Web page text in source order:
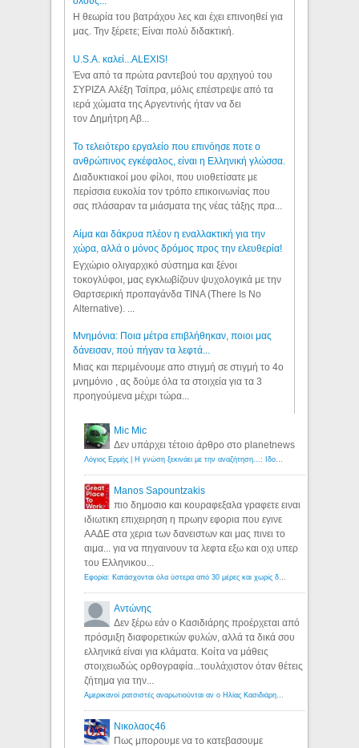
Η θεωρία του βατράχου λες και έχει επινοηθεί για
μας. Την ξέρετε; Είναι πολύ διδακτική.
U.S.A. καλεί...ALEXIS!
Ένα από τα πρώτα ραντεβού του αρχηγού του
ΣΥΡΙΖΑ Αλέξη Τσίπρα, μόλις επέστρεψε από τα
ιερά χώματα της Αργεντινής ήταν να δει
τον Δημήτρη Αβ...
Το τελειότερο εργαλείο που επινόησε ποτε ο
ανθρώπινος εγκέφαλος, είναι η Ελληνική γλώσσα.
Διαδυκτιακοί μου φίλοι, που υιοθετίσατε με
περίσσια ευκολία τον τρόπο επικοινωνίας που
σας πλάσαραν τα μιάσματα της νέας τάξης πρα...
Αίμα και δάκρυα πλέον η εναλλακτική για την
χώρα, αλλά ο μόνος δρόμος προς την ελευθερία!
Εγχώριο ολιγαρχικό σύστημα και ξένοι
τοκογλύφοι, μας εγκλωβίζουν ψυχολογικά με την
Θαρτσερική προπαγάνδα TINA (There Is No
Alternative). ...
Μνημόνια: Ποια μέτρα επιβλήθηκαν, ποιοι μας
δάνεισαν, πού πήγαν τα λεφτά...
Μιας και περιμένουμε απο στιγμή σε στιγμή το 4ο
μνημόνιο , ας δούμε όλα τα στοιχεία για τα 3
προηγούμενα μέχρι τώρα...
Mic Mic
Δεν υπάρχει τέτοιο άρθρο στο planetnews
Λόγιος Ερμής | Η γνώση ξεκινάει με την αναζήτηση...: Ιδού οι 18 που χρωστούν 11 δις ευρώ!
Manos Sapountzakis
πιο δημοσιο και κουραφεξαλα γραφετε ειναι
ιδιωτικη επιχειρηση η πρωην εφορια που εγινε
ΑΑΔΕ στα χερια των δανειστων και μας πινει το
αιμα... για να πηγαινουν τα λεφτα εξω και οχι υπερ
του Ελληνικου...
Εφορία: Κατάσχονται όλα ύστερα από 30 μέρες και χωρίς δικαστικές αποφάσεις - Λόγιος Ερμής
Αντώνης
Δεν ξέρω εάν ο Κασιδιάρης προέρχεται από
πρόσμιξη διαφορετικών φυλών, αλλά τα δικά σου
ελληνικά είναι για κλάματα. Κοίτα να μάθεις
στοιχειωδώς ορθογραφία...τουλάχιστον όταν θέτεις
ζήτημα για την...
Αμερικανοί ρατσιστές αναρωτιούνται αν ο Ηλίας Κασιδιάρης ανήκει στη λευκή φυλή... - Λόγιος Ερμής
Νικολαος46
Πως μπορουμε να το κατεβασουμε